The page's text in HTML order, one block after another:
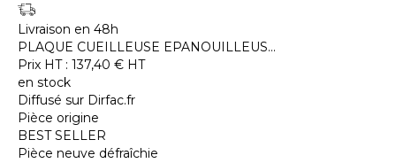
Livraison en 48h
PLAQUE CUEILLEUSE EPANOUILLEUS...
Prix HT : 137,40 € HT
en stock
Diffusé sur Dirfac.fr
Pièce origine
BEST SELLER
Pièce neuve défraîchie